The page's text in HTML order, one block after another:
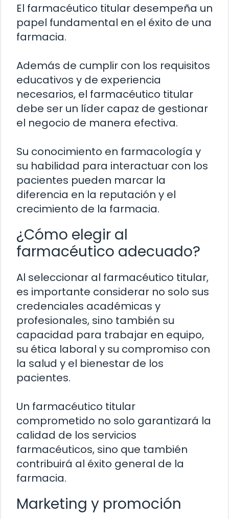
El farmacéutico titular desempeña un
papel fundamental en el éxito de una
farmacia.
Además de cumplir con los requisitos
educativos y de experiencia
necesarios, el farmacéutico titular
debe ser un líder capaz de gestionar
el negocio de manera efectiva.
Su conocimiento en farmacología y
su habilidad para interactuar con los
pacientes pueden marcar la
diferencia en la reputación y el
crecimiento de la farmacia.
¿Cómo elegir al
farmacéutico adecuado?
Al seleccionar al farmacéutico titular,
es importante considerar no solo sus
credenciales académicas y
profesionales, sino también su
capacidad para trabajar en equipo,
su ética laboral y su compromiso con
la salud y el bienestar de los
pacientes.
Un farmacéutico titular
comprometido no solo garantizará la
calidad de los servicios
farmacéuticos, sino que también
contribuirá al éxito general de la
farmacia.
Marketing y promoción